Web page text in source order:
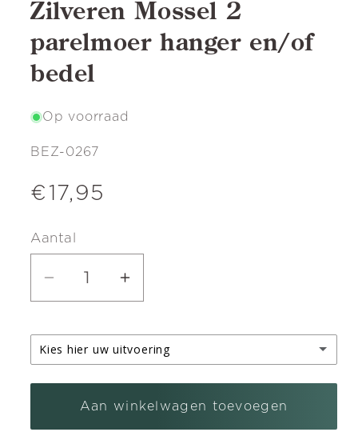
Zilveren Mossel 2
parelmoer hanger en/of
bedel
Op voorraad
SKU:
BEZ-0267
Normale
€17,95
Aantal
Aantal
voor
Zilveren
Mossel
parelmoer
Aantal
voor
Zilveren
Mossel
2
parelmoer
Kies hier uw uitvoering
zilveren kettinghanger
Aan winkelwagen toevoegen